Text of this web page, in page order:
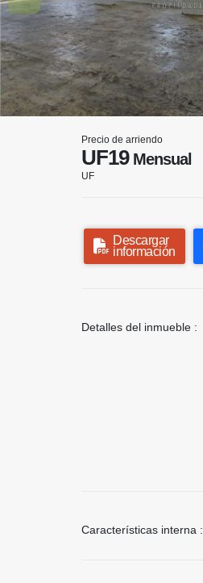
Precio de arriendo
UF19Mensual
UF
Descargar
información
Detalles del inmueble :
Características interna :